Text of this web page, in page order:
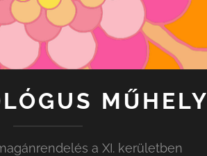
MŰHELY
a XI. kerületben